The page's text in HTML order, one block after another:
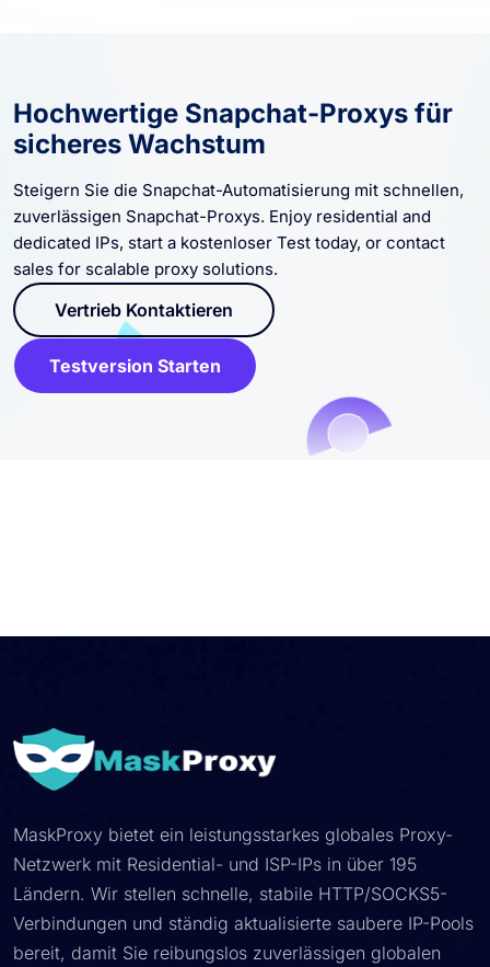
Hochwertige Snapchat-Proxys für
sicheres Wachstum
Steigern Sie die Snapchat-Automatisierung mit schnellen,
zuverlässigen Snapchat-Proxys. Enjoy residential and
dedicated IPs, start a kostenloser Test today, or contact
sales for scalable proxy solutions.
Vertrieb Kontaktieren
Testversion Starten
MaskProxy bietet ein leistungsstarkes globales Proxy-
Netzwerk mit Residential- und ISP-IPs in über 195
Ländern. Wir stellen schnelle, stabile HTTP/SOCKS5-
Verbindungen und ständig aktualisierte saubere IP-Pools
bereit, damit Sie reibungslos zuverlässigen globalen